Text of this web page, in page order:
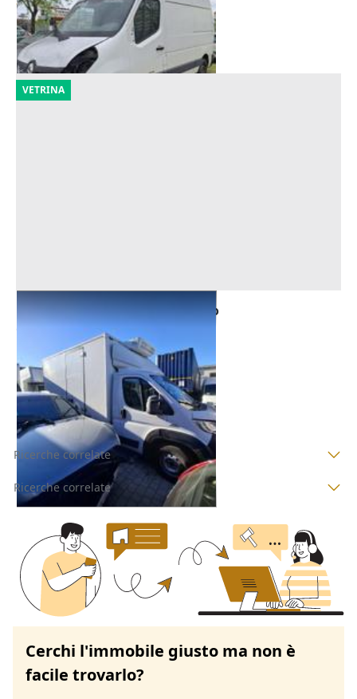
Melegnano (Milano)
21/09/2026
VETRINA
Furgone isotermico Fiat Ducato
Melegnano (Milano)
Offerta minima
1.750 €
21/09/2026
Ricerche correlate
Ricerche correlate
Cerchi l'immobile giusto ma non è
facile trovarlo?